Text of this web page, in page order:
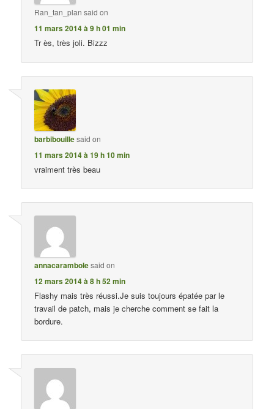
Ran_tan_plan said on
11 mars 2014 à 9 h 01 min
Tr ès, très joli. Bizzz
barbibouillesaid on
11 mars 2014 à 19 h 10 min
vraiment très beau
annacarambolesaid on
12 mars 2014 à 8 h 52 min
Flashy mais très réussi.Je suis toujours épatée par le
travail de patch, mais je cherche comment se fait la
bordure.